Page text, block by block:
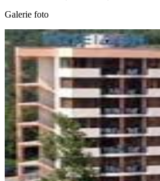
Galerie foto